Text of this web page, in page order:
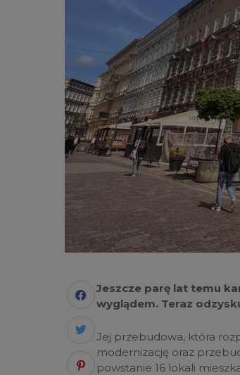
Jeszcze parę lat temu
wyglądem. Teraz
Jej przebudowa, która
modernizację oraz
powstanie 16 lokali